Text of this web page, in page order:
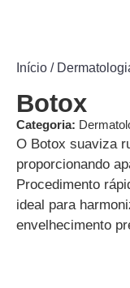
Início /
Botox
Categoria:
O Botox suaviza
proporcionando
Procedimento
ideal para
envelhecimento